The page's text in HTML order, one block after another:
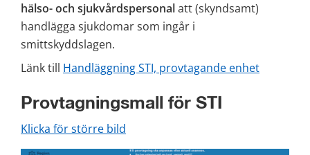
hälso- och sjukvårdspersonal att (skyndsamt)
handlägga sjukdomar som ingår i
smittskyddslagen.
Länk till Handläggning STI, provtagande enhet
Provtagningsmall för STI
Klicka för större bild